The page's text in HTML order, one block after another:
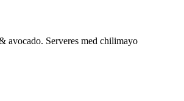
avocado. Serveres med chilimayo